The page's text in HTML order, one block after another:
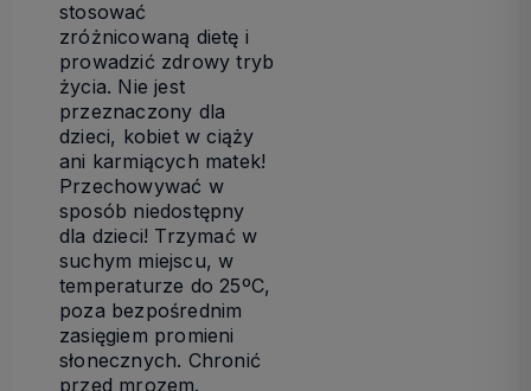
stosować
zróżnicowaną dietę i
prowadzić zdrowy tryb
życia. Nie jest
przeznaczony dla
dzieci, kobiet w ciąży
ani karmiących matek!
Przechowywać w
sposób niedostępny
dla dzieci! Trzymać w
suchym miejscu, w
temperaturze do 25ºC,
poza bezpośrednim
zasięgiem promieni
słonecznych. Chronić
przed mrozem.